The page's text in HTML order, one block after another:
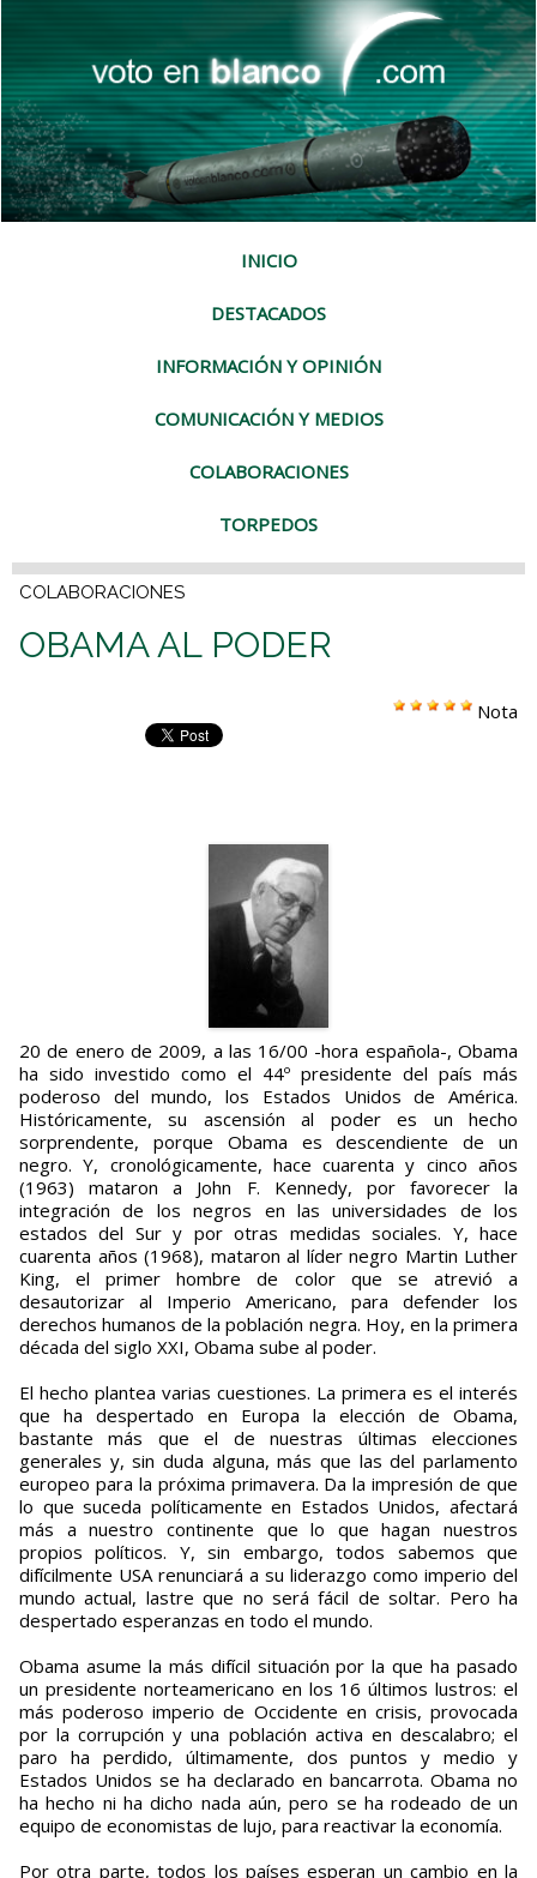
INICIO
DESTACADOS
INFORMACIÓN Y OPINIÓN
COMUNICACIÓN Y MEDIOS
COLABORACIONES
TORPEDOS
COLABORACIONES
OBAMA AL PODER
Nota
20 de enero de 2009, a las 16/00 -hora española-, Obama
ha sido investido como el 44º presidente del país más
poderoso del mundo, los Estados Unidos de América.
Históricamente, su ascensión al poder es un hecho
sorprendente, porque Obama es descendiente de un
negro. Y, cronológicamente, hace cuarenta y cinco años
(1963) mataron a John F. Kennedy, por favorecer la
integración de los negros en las universidades de los
estados del Sur y por otras medidas sociales. Y, hace
cuarenta años (1968), mataron al líder negro Martin Luther
King, el primer hombre de color que se atrevió a
desautorizar al Imperio Americano, para defender los
derechos humanos de la población negra. Hoy, en la primera
década del siglo XXI, Obama sube al poder.
El hecho plantea varias cuestiones. La primera es el interés
que ha despertado en Europa la elección de Obama,
bastante más que el de nuestras últimas elecciones
generales y, sin duda alguna, más que las del parlamento
europeo para la próxima primavera. Da la impresión de que
lo que suceda políticamente en Estados Unidos, afectará
más a nuestro continente que lo que hagan nuestros
propios políticos. Y, sin embargo, todos sabemos que
difícilmente USA renunciará a su liderazgo como imperio del
mundo actual, lastre que no será fácil de soltar. Pero ha
despertado esperanzas en todo el mundo.
Obama asume la más difícil situación por la que ha pasado
un presidente norteamericano en los 16 últimos lustros: el
más poderoso imperio de Occidente en crisis, provocada
por la corrupción y una población activa en descalabro; el
paro ha perdido, últimamente, dos puntos y medio y
Estados Unidos se ha declarado en bancarrota. Obama no
ha hecho ni ha dicho nada aún, pero se ha rodeado de un
equipo de economistas de lujo, para reactivar la economía.
Por otra parte, todos los países esperan un cambio en la